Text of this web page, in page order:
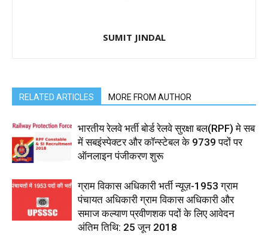
SUMIT JINDAL
RELATED ARTICLES MORE FROM AUTHOR
भारतीय रेलवे भर्ती बोर्ड रेलवे सुरक्षा बल(RPF) मे सब
में सबइंस्पेक्टर और कॉन्स्टेबल के 9739 पदों पर
ऑनलाइन पंजीकरण शुरू
ग्राम विकास अधिकारी भर्ती न्यूज़-1953 ग्राम
पंचायत अधिकारी ग्राम विकास अधिकारी और
समाज कल्याण प्रवीणशक पदों के लिए आवेदन
अंतिम तिथि: 25 जून 2018